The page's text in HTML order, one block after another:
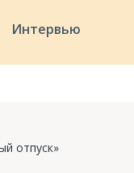
Интервью
отпуск»